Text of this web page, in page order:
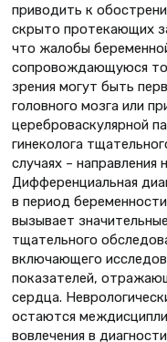
приводить к
скрыто протекающих
что жалобы
сопровождающуюся
зрения могут быть
головного мозга или
цереброваскулярной
гинеколога
случаях – направления
Дифференциальная
в период
вызывает
тщательного
включающего
показателей,
сердца.
остаются
вовлечения в